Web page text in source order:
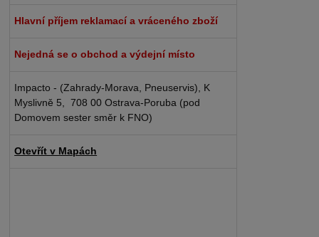
Hlavní příjem reklamací a vráceného zboží
Nejedná se o obchod a výdejní místo
Impacto - (Zahrady-Morava, Pneuservis), K
Myslivně 5, 708 00 Ostrava-Poruba (pod
Domovem sester směr k FNO)
Otevřít v Mapách